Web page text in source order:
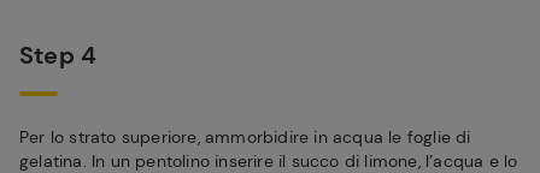
Step 4
Per lo strato superiore, ammorbidire in acqua le foglie di
gelatina. In un pentolino inserire il succo di limone, l’acqua e lo